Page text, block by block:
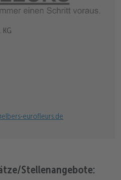
KG
eurofleurs.de
Stellenangebote: